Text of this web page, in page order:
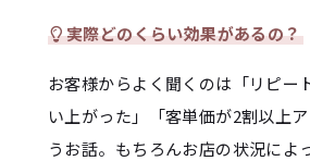
実際どのくらい効果があるの？
お客様からよく聞くのは「リピー
い上がった」「客単価が2割以上
うお話。もちろんお店の状況によ